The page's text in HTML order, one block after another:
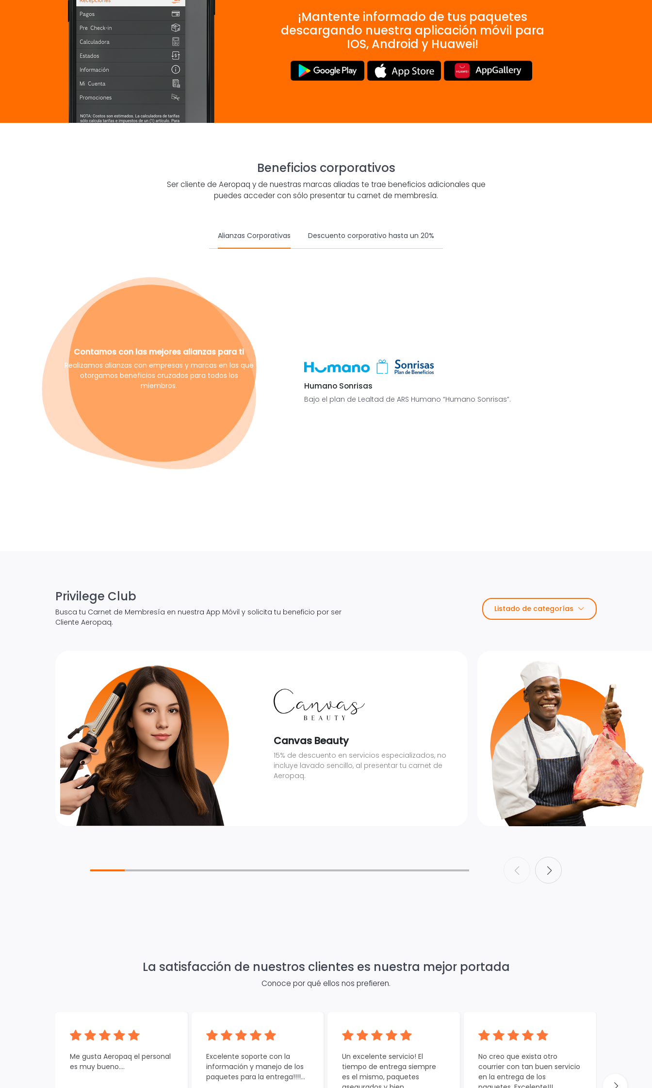
¡Mantente informado de tus paquetes
descargando nuestra aplicación móvil para
IOS, Android y Huawei!
Beneficios corporativos
Ser cliente de Aeropaq y de nuestras marcas aliadas te trae beneficios adicionales que
puedes acceder con sólo presentar tu carnet de membresía.
Alianzas Corporativas Descuento corporativo hasta un 20%
Contamos con las mejores alianzas para ti
Realizamos alianzas con empresas y marcas en las que
otorgamos beneficios cruzados para todos los
miembros.
Humano Sonrisas
Bajo el plan de Lealtad de ARS Humano “Humano Sonrisas”.
Privilege Club
Busca tu Carnet de Membresía en nuestra App Móvil y solicita tu beneficio por ser
Cliente Aeropaq.
Listado de categorías
Canvas Beauty
15% de descuento en servicios especializados, no
incluye lavado sencillo, al presentar tu carnet de
Aeropaq.
La satisfacción de nuestros clientes es nuestra mejor portada
Conoce por qué ellos nos prefieren.
Me gusta Aeropaq el personal
es muy bueno....
Excelente soporte con la
información y manejo de los
paquetes para la entrega!!!!...
Un excelente servicio! El
tiempo de entrega siempre
es el mismo, paquetes
No creo que exista otro
courrier con tan buen servicio
en la entrega de los